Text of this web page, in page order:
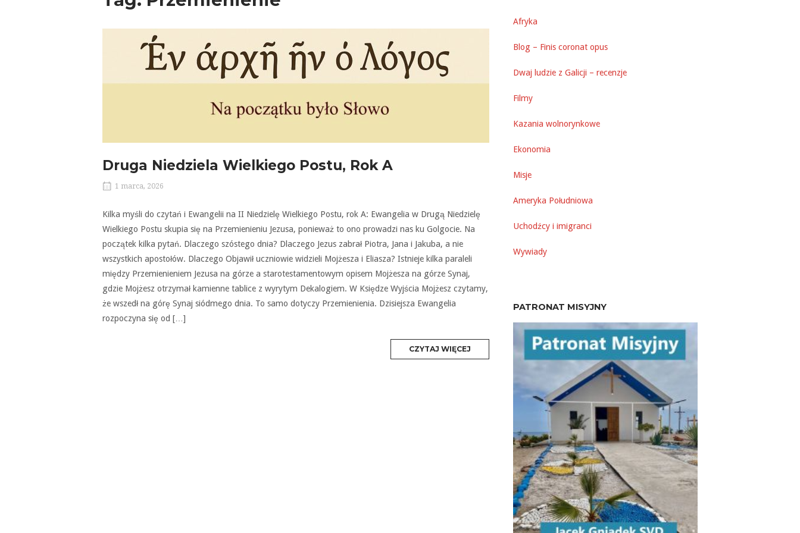
Druga Niedziela Wielkiego Postu, Rok A
1 marca, 2026
Kilka myśli do czytań i Ewangelii na II Niedzielę Wielkiego Postu, rok A: Ewangelia w Drugą Niedzielę
Wielkiego Postu skupia się na Przemienieniu Jezusa, ponieważ to ono prowadzi nas ku Golgocie. Na
początek kilka pytań. Dlaczego szóstego dnia? Dlaczego Jezus zabrał Piotra, Jana i Jakuba, a nie
wszystkich apostołów. Dlaczego Objawił uczniowie widzieli Mojżesza i Eliasza? Istnieje kilka paraleli
między Przemienieniem Jezusa na górze a starotestamentowym opisem Mojżesza na górze Synaj,
gdzie Mojżesz otrzymał kamienne tablice z wyrytym Dekalogiem. W Księdze Wyjścia Mojżesz czytamy,
że wszedł na górę Synaj siódmego dnia. To samo dotyczy Przemienienia. Dzisiejsza Ewangelia
rozpoczyna się od […]
CZYTAJ WIĘCEJ
Afryka
Blog – Finis coronat opus
Dwaj ludzie z Galicji – recenzje
Filmy
Kazania wolnorynkowe
Ekonomia
Misje
Ameryka Południowa
Uchodźcy i imigranci
Wywiady
PATRONAT MISYJNY